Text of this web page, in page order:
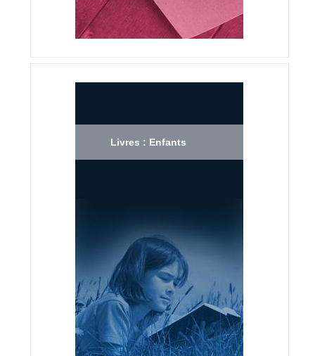
Livres : Enfants